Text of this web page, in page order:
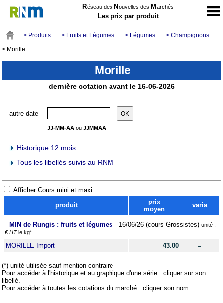
Réseau des N ouvelles des M archés
Les prix par produit
> Produits > Fruits et Légumes > Légumes
> Champignons
> Morille
Morille
dernière cotation avant le 16-06-2026
autre date
JJ-MM-AA ou JJMMAA
Historique 12 mois
Tous les libellés suivis au RNM
Afficher Cours mini et maxi
produit
prix
moyen
varia
MIN de Rungis : fruits et légumes 16/06/26 (cours Grossistes) unité :
€ HTle kg*
MORILLE Import 43.00 =
(*) unité utilisée sauf mention contraire
Pour accéder à l'historique et au graphique d'une série : cliquer sur son
libellé.
Pour accéder à toutes les cotations du marché : cliquer son nom.